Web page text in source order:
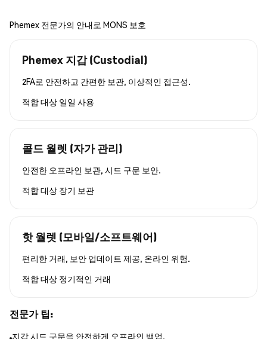
Phemex 전문가의 안내로 MONS 보호
Phemex 지갑 (Custodial)
2FA로 안전하고 간편한 보관, 이상적인 접근성.
적합 대상 일일 사용
콜드 월렛 (자가 관리)
안전한 오프라인 보관, 시드 구문 보안.
적합 대상 장기 보관
핫 월렛 (모바일/소프트웨어)
편리한 거래, 보안 업데이트 제공, 온라인 위험.
적합 대상 정기적인 거래
전문가 팁:
지갑 시드 구문을 안전하게 오프라인 백업.